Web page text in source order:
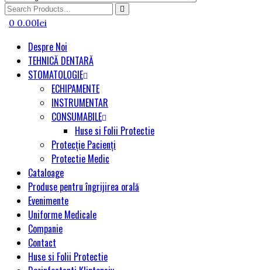
Search
for
0 0.00lei
Despre Noi
TEHNICĂ DENTARĂ
STOMATOLOGIE
ECHIPAMENTE
INSTRUMENTAR
CONSUMABILE
Huse si Folii Protectie
Protecție Pacienți
Protectie Medic
Cataloage
Produse pentru îngrijirea orală
Evenimente
Uniforme Medicale
Companie
Contact
Huse si Folii Protectie